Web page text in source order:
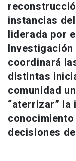
Estudiantes
Académicos
Personal
Alumni
Padres y familia
ACCESOS DIRECTOS
Admisión launch
Mi Cuenta UC launch
Mi Portal UC launch
Medios
instancias
liderada por
Investigación
coordinará
distintas
comunidad
“aterrizar” la
decisiones